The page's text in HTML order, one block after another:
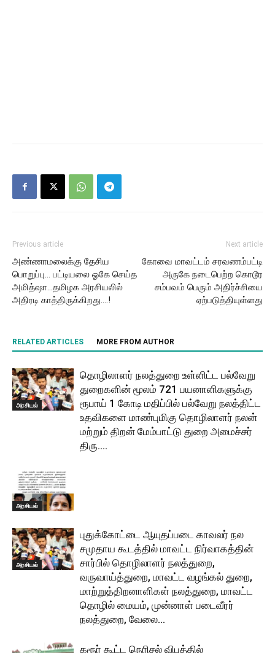
Previous article
அண்ணாமலைக்கு தேசிய
பொறுப்பு… பட்டியலை ஓகே செய்த
அமித்ஷா…தமிழக அரசியலில்
அதிரடி காத்திருக்கிறது….!
Next article
கோவை மாவட்டம் சரவணம்பட்டி
அருகே நடைபெற்ற கொடூர
சம்பவம் பெரும் அதிர்ச்சியை
ஏற்படுத்தியுள்ளது
RELATED ARTICLES MORE FROM AUTHOR
அரசியல்
தொழிலாளர் நலத்துறை உள்ளிட்ட பல்வேறு
துறைகளின் மூலம் 721 பயனாளிகளுக்கு
ரூபாய் 1 கோடி மதிப்பில் பல்வேறு நலத்திட்ட
உதவிகளை மாண்புமிகு தொழிலாளர் நலன்
மற்றும் திறன் மேம்பாட்டு துறை அமைச்சர்
திரு....
அரசியல்
அரசியல்
புதுக்கோட்டை ஆயுதப்படை காவலர் நல
சமுதாய கூடத்தில் மாவட்ட நிர்வாகத்தின்
சார்பில் தொழிலாளர் நலத்துறை,
வருவாய்த்துறை, மாவட்ட வழங்கல் துறை,
மாற்றுத்திறனாளிகள் நலத்துறை, மாவட்ட
தொழில் மையம், முன்னாள் படைவீரர்
நலத்துறை, வேலை...
கரூர் கூட்ட நெரிசல் விபத்தில்